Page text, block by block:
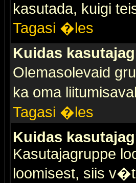
kasutada, kuigi
Tagasi �les
Kuidas
Olemasolevaid
ka oma
Tagasi �les
Kuidas
Kasutajagruppe
loomisest, siis